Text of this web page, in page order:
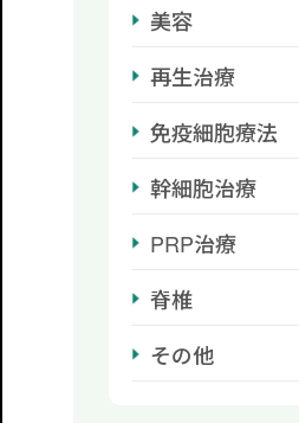
美容
再生治療
免疫細胞療法
幹細胞治療
PRP治療
脊椎
その他